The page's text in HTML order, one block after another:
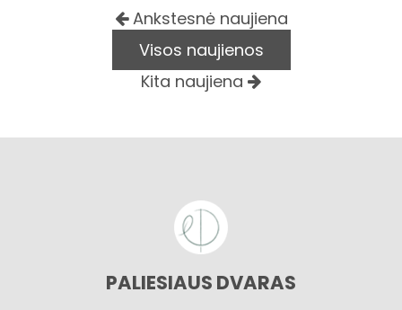
Ankstesnė naujiena
Visos naujienos
Kita naujiena
PALIESIAUS DVARAS